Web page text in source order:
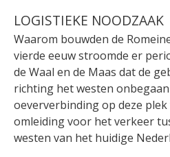
LOGISTIEKE NOODZAAK
Waarom bouwden de
vierde eeuw stroomde er
de Waal en de Maas dat de
richting het westen
oeververbinding op deze
omleiding voor het verkeer
westen van het huidige